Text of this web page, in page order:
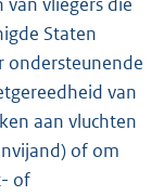
Staten
ondersteunende
van
aan vluchten
of om
of